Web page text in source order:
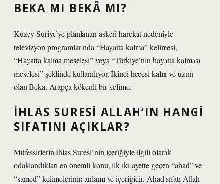
BEKA MI BEKÂ MI?
Kuzey Suriye’ye planlanan askeri harekât nedeniyle
televizyon programlarında “Hayatta kalma” kelimesi,
“Hayatta kalma meselesi” veya “Türkiye’nin hayatta kalması
meselesi” şeklinde kullanılıyor. İkinci hecesi kalın ve uzun
olan Beka, Arapça kökenli bir kelime.
İHLAS SURESI ALLAH’IN HANGI
SIFATINI AÇIKLAR?
Müfessirlerin İhlas Suresi’nin içeriğiyle ilgili olarak
odaklandıkları en önemli konu, ilk iki ayette geçen “ahad” ve
“samed” kelimelerinin anlamı ve içeriğidir. Ahad sıfatı Allah